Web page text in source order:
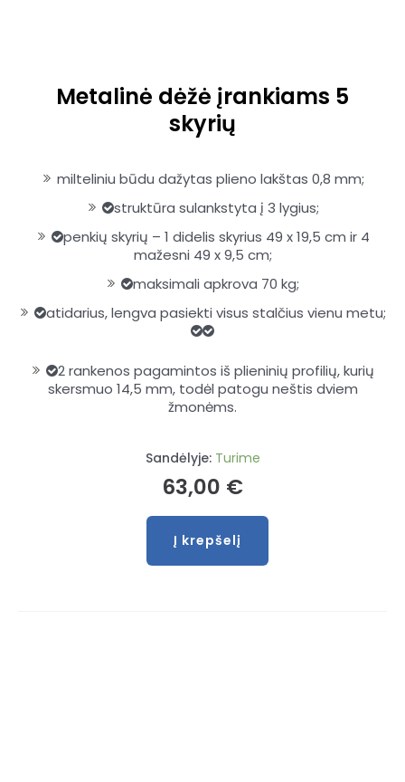
Metalinė dėžė įrankiams 5
skyrių
milteliniu būdu dažytas plieno lakštas 0,8 mm;
struktūra sulankstyta į 3 lygius;
penkių skyrių – 1 didelis skyrius 49 x 19,5 cm ir 4
mažesni 49 x 9,5 cm;
maksimali apkrova 70 kg;
atidarius, lengva pasiekti visus stalčius vienu metu;
2 rankenos pagamintos iš plieninių profilių, kurių
skersmuo 14,5 mm, todėl patogu neštis dviem
žmonėms.
Sandėlyje: Turime
63,00 €
produkto
kiekis:
Į krepšelį